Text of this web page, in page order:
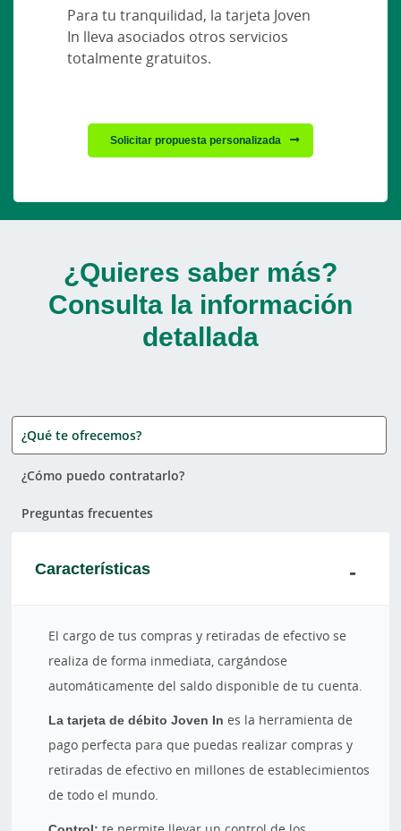
Para tu tranquilidad, la tarjeta Joven
In lleva asociados otros servicios
totalmente gratuitos.
Solicitar propuesta personalizada
¿Quieres saber más?
Consulta la información
detallada
¿Qué te ofrecemos?
¿Cómo puedo contratarlo?
Preguntas frecuentes
Características
El cargo de tus compras y retiradas de efectivo se
realiza de forma inmediata, cargándose
automáticamente del saldo disponible de tu cuenta.
La tarjeta de débito Joven Ines la herramienta de
pago perfecta para que puedas realizar compras y
retiradas de efectivo en millones de establecimientos
de todo el mundo.